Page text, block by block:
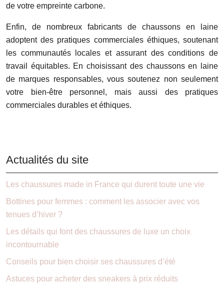
de votre empreinte carbone.
Enfin, de nombreux fabricants de chaussons en laine
adoptent des pratiques commerciales éthiques, soutenant
les communautés locales et assurant des conditions de
travail équitables. En choisissant des chaussons en laine
de marques responsables, vous soutenez non seulement
votre bien-être personnel, mais aussi des pratiques
commerciales durables et éthiques.
Actualités du site
Les chaussures made in France qui durent toute une vie
Bottines pour femmes : comment les associer avec vos
tenues d’hiver ?
Les détails qui font des chaussures de luxe un choix
incontournable
Conseils pour bien choisir ses chaussures d’été
Astuces pour acheter des sneakers à prix réduits